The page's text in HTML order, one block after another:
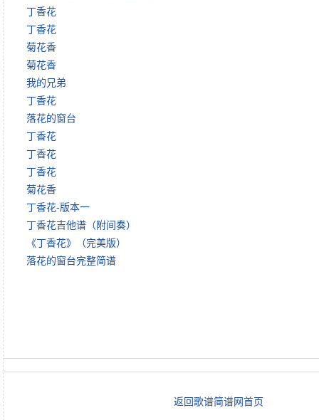
丁香花
丁香花
菊花香
菊花香
我的兄弟
丁香花
落花的窗台
丁香花
丁香花
丁香花
菊花香
丁香花-版本一
丁香花吉他谱（附间奏）
《丁香花》（完美版）
落花的窗台完整简谱
返回歌谱简谱网首页